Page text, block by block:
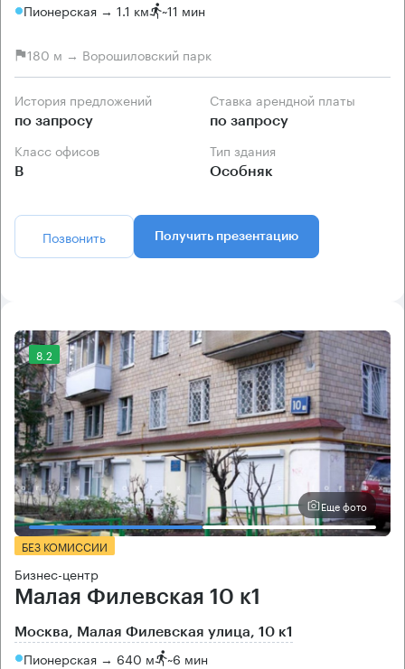
Пионерская → 1.1 км ~11 мин
180 м → Ворошиловский парк
История предложений
по запросу
Ставка арендной платы
по запросу
Класс офисов
B
Тип здания
Особняк
Позвонить Получить презентацию
8.2
Еще фото
БЕЗ КОМИССИИ
Бизнес-центр
Малая Филевская 10 к1
Москва, Малая Филевская улица, 10 к1
Пионерская → 640 м ~6 мин